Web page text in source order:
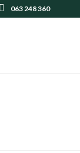
063 248 360